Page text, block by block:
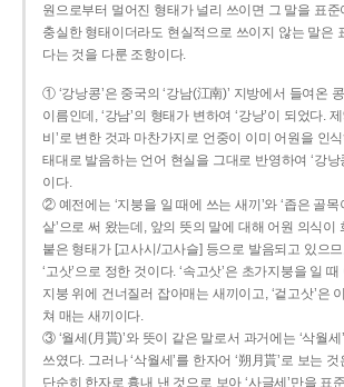
원으로부터 멀어진 형태가 널리 쓰이면 그 말을 표준
충실한 형태이더라도 현실적으로 쓰이지 않는 말은
다는 것을 다룬 조항이다.
① ‘강낭콩’은 중국의 ‘강남(江南)’ 지방에서 들여온
이름인데, ‘강남’의 형태가 변하여 ‘강낭’이 되었다. 제
비’로 변한 것과 마찬가지로 언중이 이미 어원을 인
태대로 발음하는 언어 현실을 그대로 반영하여 ‘강낭
이다.
② 예전에는 ‘지붕을 일 때에 쓰는 새끼’와 ‘좁은 골목
샅’으로 써 왔는데, 앞의 뜻의 말에 대해 어원 의식이
붙은 형태가 [고사시/고사슬] 등으로 발음되고 있으
‘고삿’으로 정한 것이다. ‘속고삿’은 초가지붕을 일
지붕 위에 건너질러 잡아매는 새끼이고, ‘겉고삿’은
쳐 매는 새끼이다.
③ ‘월세(月貰)’와 뜻이 같은 말로서 과거에는 ‘삭월세
쓰였다. 그러나 ‘삭월세’를 한자어 ‘朔月貰’로 보는 것
단순히 한자로 흉내 낸 것으로 보아 ‘사글세’만을 표